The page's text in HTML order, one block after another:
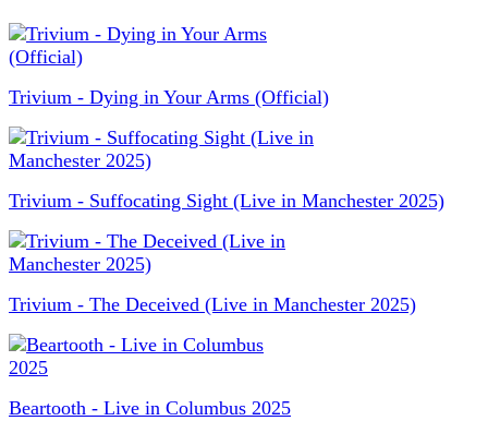
Trivium - Dying in Your Arms (Official)
Trivium - Suffocating Sight (Live in Manchester 2025)
Trivium - The Deceived (Live in Manchester 2025)
Beartooth - Live in Columbus 2025